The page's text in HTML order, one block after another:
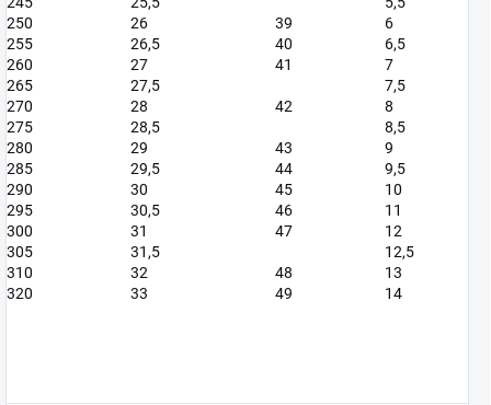
250
26 39
6
255
26,5 40
6,5
260
27 41
7
265
27,5
7,5
270
28 42
8
275
28,5
8,5
280
29 43
9
285
29,5 44
9,5
290
30 45
10
295
30,5 46
11
300
31 47
12
305
31,5
12,5
310
32 48
13
320
33 49 14